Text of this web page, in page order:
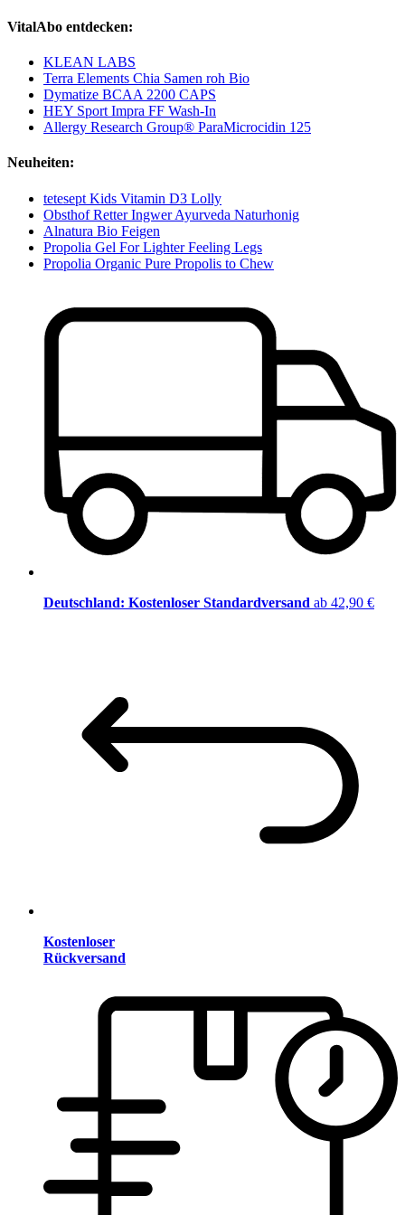
VitalAbo entdecken:
KLEAN LABS
Terra Elements Chia Samen roh Bio
Dymatize BCAA 2200 CAPS
HEY Sport Impra FF Wash-In
Allergy Research Group® ParaMicrocidin 125
Neuheiten:
tetesept Kids Vitamin D3 Lolly
Obsthof Retter Ingwer Ayurveda Naturhonig
Alnatura Bio Feigen
Propolia Gel For Lighter Feeling Legs
Propolia Organic Pure Propolis to Chew
Deutschland: Kostenloser Standardversand ab 42,90 €
Kostenloser
Rückversand